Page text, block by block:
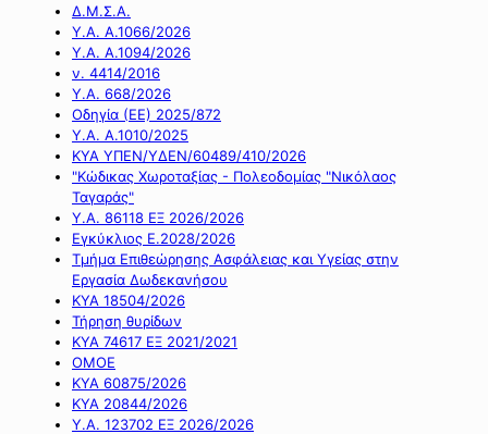
Δ.Μ.Σ.Α.
Υ.Α. Α.1066/2026
Υ.Α. Α.1094/2026
ν. 4414/2016
Y.A. 668/2026
Οδηγία (ΕΕ) 2025/872
Υ.Α. Α.1010/2025
ΚΥΑ ΥΠΕΝ/ΥΔΕΝ/60489/410/2026
"Κώδικας Χωροταξίας - Πολεοδομίας "Νικόλαος
Ταγαράς"
Υ.Α. 86118 ΕΞ 2026/2026
Εγκύκλιος Ε.2028/2026
Τμήμα Επιθεώρησης Ασφάλειας και Υγείας στην
Εργασία Δωδεκανήσου
ΚΥΑ 18504/2026
Τήρηση θυρίδων
ΚΥΑ 74617 ΕΞ 2021/2021
ΟΜΟΕ
ΚΥΑ 60875/2026
ΚΥΑ 20844/2026
Υ.Α. 123702 ΕΞ 2026/2026